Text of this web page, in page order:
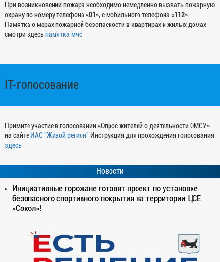
При возникновении пожара необходимо немедленно вызвать пожарную
охрану по номеру телефона «01 », с мобильного телефона «112».
Памятка о мерах пожарной безопасности в квартирах и жилых домах
смотри здесьпамятка мчс
IT-голосование
Примите участие в голосовании «Опрос жителей о деятельности ОМСУ»
на сайте ИАС "Живой регион" Инструкция для прохождения голосования
здесь
Новости
Инициативные горожане готовят проект по установке
безопасного спортивного покрытия на территории ЦСЕ
«Сокол»!